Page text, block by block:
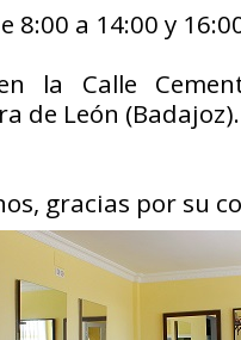
8:00 a 14:00 y
la Calle
de León (Badajoz).
gracias por su